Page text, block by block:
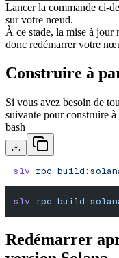
Lancer la commande ci-
sur votre nœud.
À ce stade, la mise à jour
donc redémarrer votre
Construire à
Si vous avez besoin de
suivante pour construire
bash
slv rpc
slv rpc
Redémarrer